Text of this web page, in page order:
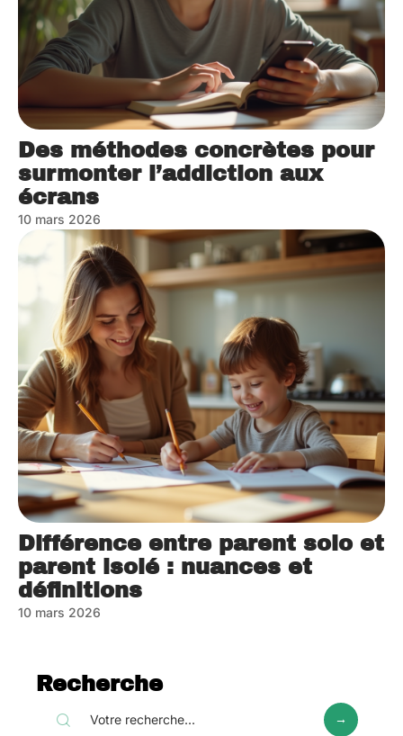
Des méthodes concrètes pour
surmonter l’addiction aux
écrans
10 mars 2026
Différence entre parent solo et
parent isolé : nuances et
définitions
10 mars 2026
Recherche